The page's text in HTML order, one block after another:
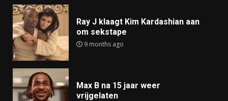
Ray J klaagt Kim Kardashian aan
om sekstape
9 months ago
Max B na 15 jaar weer
vrijgelaten